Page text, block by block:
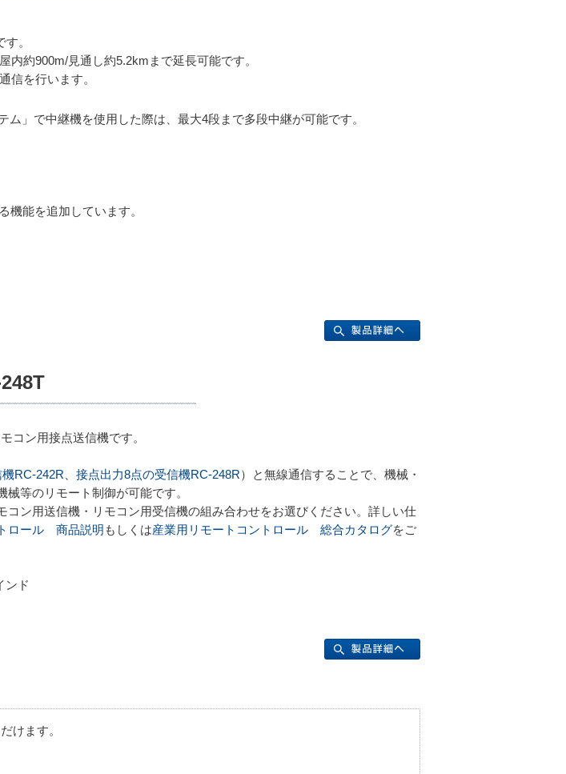
。
内約900m/見通し約5.2kmまで延長可能です。
信を行います。
ム」で中継機を使用した際は、最大4段まで多段中継が可能です。
機能を追加しています。
コン用接点送信機です。
RC-242R 接点出力8点の受信機RC-248R）と無線通信することで、機械・
等のリモート制御が可能です。
コン用送信機・リモコン用受信機の組み合わせをお選びください。詳しい仕
ロール 商品説明 もしくは産業用リモートコントロール 総合カタログをご
ンド
けます。